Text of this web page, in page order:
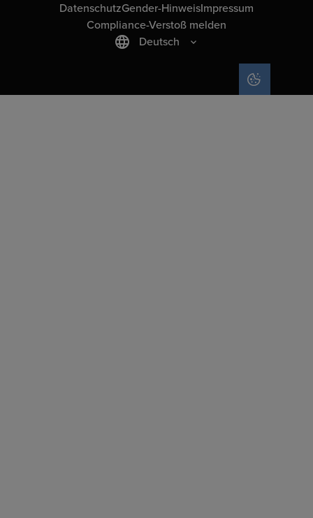
DatenschutzGender-HinweisImpressum
Compliance-Verstoß melden
Deutsch
COOKIE-